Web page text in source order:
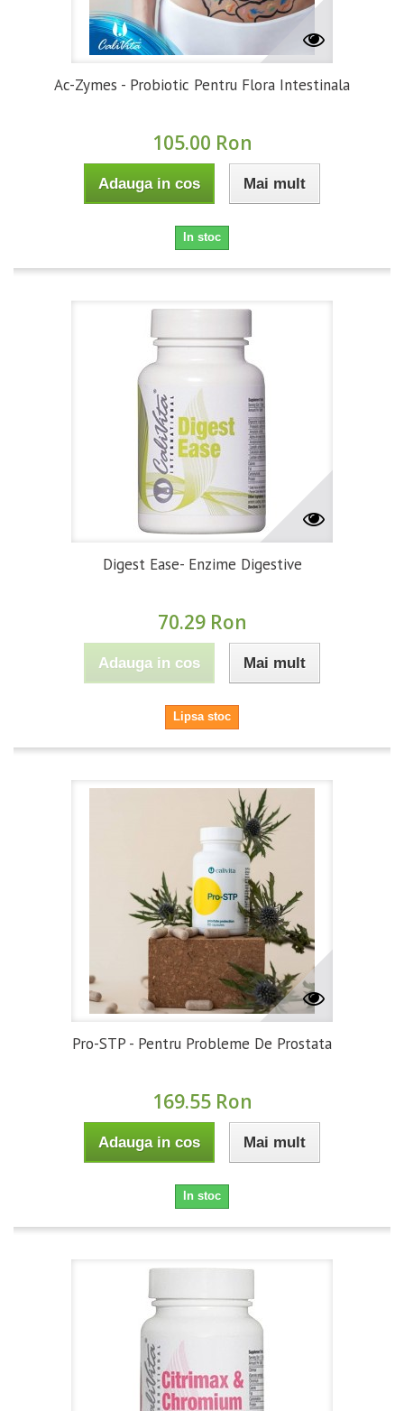
Ac-Zymes - Probiotic Pentru Flora Intestinala
105.00 Ron
Adauga in cos Mai mult
In stoc
Digest Ease- Enzime Digestive
70.29 Ron
Adauga in cos Mai mult
Lipsa stoc
Pro-STP - Pentru Probleme De Prostata
169.55 Ron
Adauga in cos Mai mult
In stoc